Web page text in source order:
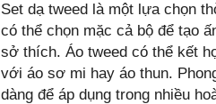
Set dạ tweed là một lựa chọn
có thể chọn mặc cả bộ để tạo
sở thích. Áo tweed có thể kết
với áo sơ mi hay áo thun.
dàng để áp dụng trong nhiều